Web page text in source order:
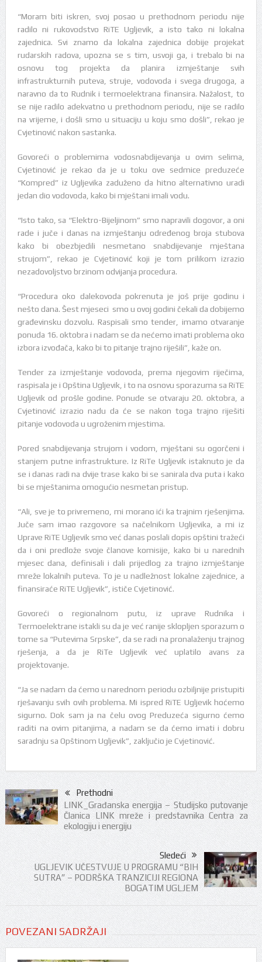
“Moram biti iskren, svoj posao u prethodnom periodu nije
radilo ni rukovodstvo RiTE Ugljevik, a isto tako ni lokalna
zajednica. Svi znamo da lokalna zajednica dobije projekat
rudarskih radova, upozna se s tim, usvoji ga, i trebalo bi na
osnovu tog projekta da planira izmještanje svih
infrastrukturnih puteva, struje, vodovoda i svega drugoga, a
naravno da to Rudnik i termoelektrana finansira. Nažalost, to
se nije radilo adekvatno u prethodnom periodu, nije se radilo
na vrijeme, i došli smo u situaciju u koju smo došli”, rekao je
Cvjetinović nakon sastanka.
Govoreći o problemima vodosnabdijevanja u ovim selima,
Cvjetinović je rekao da je u toku ove sedmice preduzeće
“Kompred” iz Ugljevika zaduženo da hitno alternativno uradi
jedan dio vodovoda, kako bi mještani imali vodu.
“Isto tako, sa “Elektro-Bijeljinom” smo napravili dogovor, a oni
rade i juče i danas na izmještanju određenog broja stubova
kako bi obezbjedili nesmetano snabdijevanje mještana
strujom”, rekao je Cvjetinović koji je tom prilikom izrazio
nezadovoljstvo brzinom odvijanja procedura.
“Procedura oko dalekovoda pokrenuta je još prije godinu i
nešto dana. Šest mjeseci smo u ovoj godini čekali da dobijemo
građevinsku dozvolu. Raspisali smo tender, imamo otvaranje
ponuda 16. oktobra i nadam se da nećemo imati problema oko
izbora izvođača, kako bi to pitanje trajno riješili”, kaže on.
Tender za izmještanje vodovoda, prema njegovim riječima,
raspisala je i Opština Ugljevik, i to na osnovu sporazuma sa RiTE
Ugljevik od prošle godine. Ponude se otvaraju 20. oktobra, a
Cvjetinović izrazio nadu da će se nakon toga trajno riješiti
pitanje vodovoda u ugroženim mjestima.
Pored snabdijevanja strujom i vodom, mještani su ogorčeni i
stanjem putne infrastrukture. Iz RiTe Ugljevik istaknuto je da
se i danas radi na dvije trase kako bi se sanirala dva puta i kako
bi se mještanima omogućio nesmetan pristup.
“Ali, sve je to privremeno, mi morano ići ka trajnim rješenjima.
Juče sam imao razgovore sa načelnikom Ugljevika, a mi iz
Uprave RiTE Ugljevik smo već danas poslali dopis opštini tražeći
da i oni predlože svoje članove komisije, kako bi u narednih
mjesec dana, definisali i dali prijedlog za trajno izmještanje
mreže lokalnih puteva. To je u nadležnost lokalne zajednice, a
finansiraće RiTE Ugljevik”, ističe Cvjetinović.
Govoreći o regionalnom putu, iz uprave Rudnika i
Termoelektrane istakli su da je već ranije sklopljen sporazum o
tome sa “Putevima Srpske”, da se radi na pronalaženju trajnog
rješenja, a da je RiTe Ugljevik već uplatilo avans za
projektovanje.
“Ja se nadam da ćemo u narednom periodu ozbiljnije pristupiti
rješavanju svih ovih problema. Mi ispred RiTE Ugljevik hoćemo
sigurno. Dok sam ja na čelu ovog Preduzeća sigurno ćemo
raditi na ovim pitanjima, a nadam se da ćemo imati i dobru
saradnju sa Opštinom Ugljevik”, zaključio je Cvjetinović.
Prethodni
LINK_Građanska energija – Studijsko putovanje
Članica LINK mreže i predstavnika Centra za
ekologiju i energiju
Sledeći
UGLJEVIK UČESTVUJE U PROGRAMU “BIH
SUTRA” – PODRŠKA TRANZICIJI REGIONA
BOGATIM UGLJEM
POVEZANI SADRŽAJI